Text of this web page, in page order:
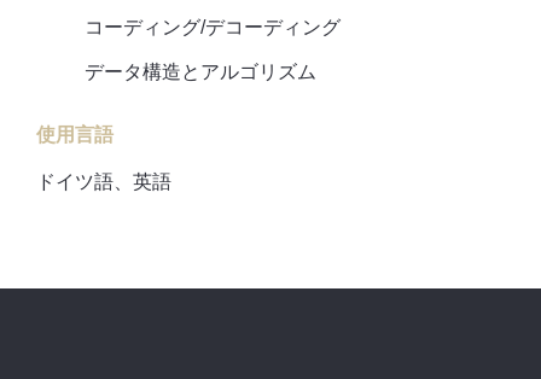
コーディング/デコーディング
データ構造とアルゴリズム
使用言語
ドイツ語、英語